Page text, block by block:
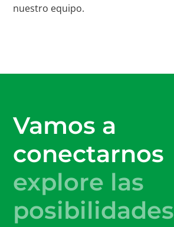
nuestro equipo.
Vamos a
conectarnos
explore las
posibilidades